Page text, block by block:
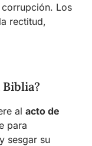
Los
rectitud,
Biblia?
al acto de
para
sesgar su